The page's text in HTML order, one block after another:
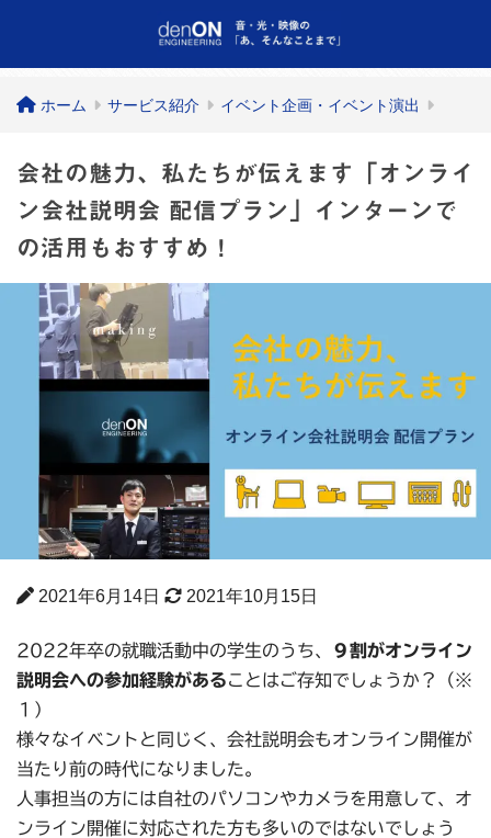
ホーム サービス紹介 イベント企画・イベント演出
会社の魅力、私たちが伝えます「オンライ
ン会社説明会 配信プラン」インターンで
の活用もおすすめ！
2021年6月14日 2021年10月15日
2022年卒の就職活動中の学生のうち、
９割がオンライン
説明会への参加経験があることはご存知でしょうか？（※
１）
様々なイベントと同じく、会社説明会もオンライン開催が
当たり前の時代になりました。
人事担当の方には自社のパソコンやカメラを用意して、オ
ンライン開催に対応された方も多いのではないでしょう